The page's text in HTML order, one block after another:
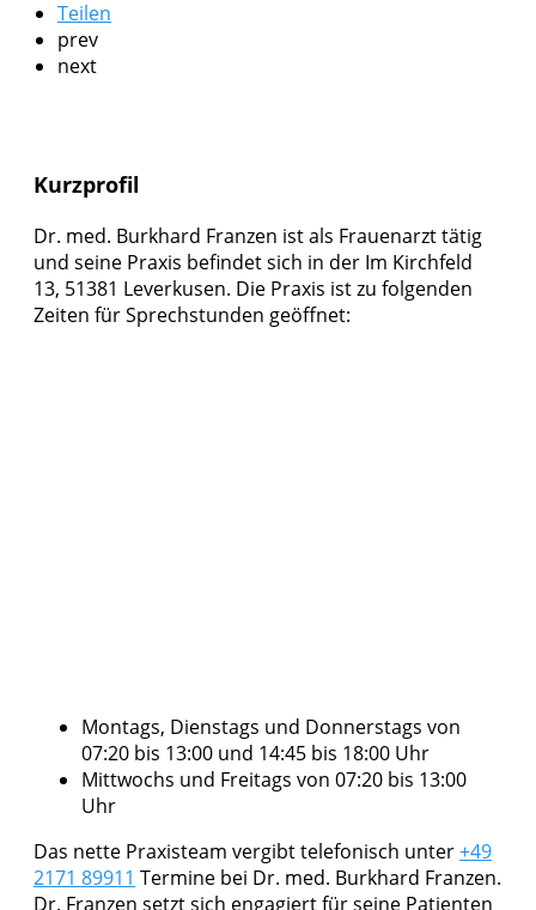
Teilen
prev
next
Kurzprofil
Dr. med. Burkhard Franzen ist als Frauenarzt tätig
und seine Praxis befindet sich in der Im Kirchfeld
13, 51381 Leverkusen. Die Praxis ist zu folgenden
Zeiten für Sprechstunden geöffnet:
Montags, Dienstags und Donnerstags von
07:20 bis 13:00 und 14:45 bis 18:00 Uhr
Mittwochs und Freitags von 07:20 bis 13:00
Uhr
Das nette Praxisteam vergibt telefonisch unter+49
2171 89911 Termine bei Dr. med. Burkhard Franzen.
Dr. Franzen setzt sich engagiert für seine Patienten